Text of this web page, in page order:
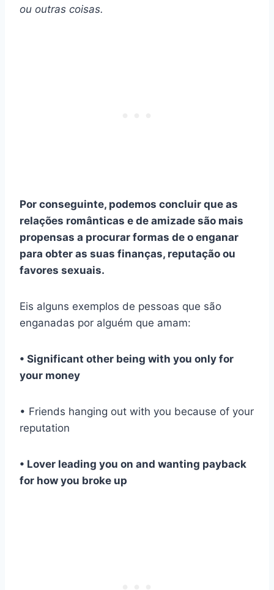
ou outras coisas.
Por conseguinte, podemos concluir que as
relações românticas e de amizade são mais
propensas a procurar formas de o enganar
para obter as suas finanças, reputação ou
favores sexuais.
Eis alguns exemplos de pessoas que são
enganadas por alguém que amam:
• Significant other being with you only for
your money
• Friends hanging out with you because of your
reputation
• Lover leading you on and wanting payback
for how you broke up